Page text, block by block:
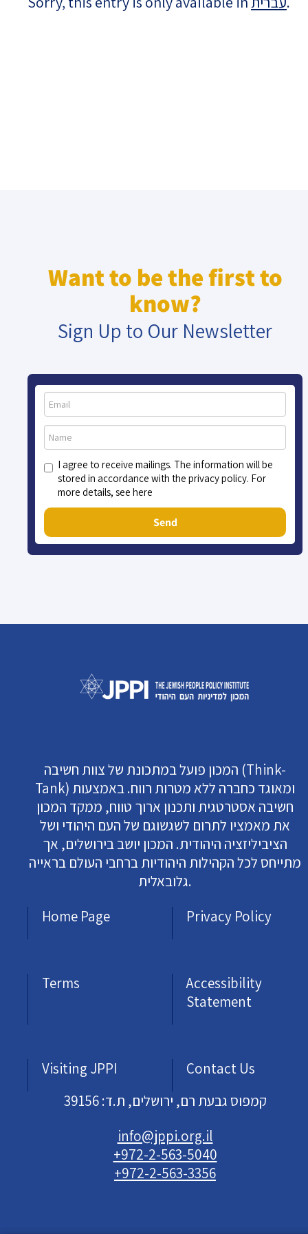
Want to be the first to
know?
Sign Up to Our Newsletter
I agree to receive mailings. The information will be
stored in accordance with the privacy policy. For
more details, see here
Send
המכון פועל במתכונת של צוות חשיבה (Think-
Tank) ומאוגד כחברה ללא מטרות רווח. באמצעות
חשיבה אסטרטגית ותכנון ארוך טווח, ממקד המכון
את מאמציו לתרום לשגשוגם של העם היהודי ושל
הציביליזציה היהודית. המכון יושב בירושלים, אך
מתייחס לכל הקהילות היהודיות ברחבי העולם בראייה
גלובאלית.
Home Page
Privacy Policy
Terms
Accessibility
Statement
Visiting JPPI
Contact Us
קמפוס גבעת רם, ירושלים, ת.ד: 39156
info@jppi.org.il
+972-2-563-5040
+972-2-563-3356